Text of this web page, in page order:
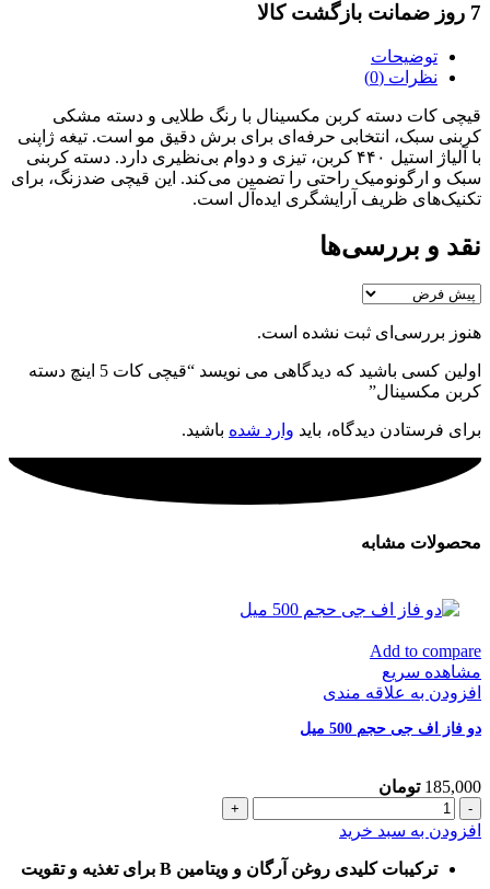
7 روز ضمانت بازگشت کالا
توضیحات
نظرات (0)
قیچی کات دسته کربن مکسینال با رنگ طلایی و دسته مشکی
کربنی سبک، انتخابی حرفه‌ای برای برش دقیق مو است. تیغه ژاپنی
با آلیاژ استیل ۴۴۰ کربن، تیزی و دوام بی‌نظیری دارد. دسته کربنی
سبک و ارگونومیک راحتی را تضمین می‌کند. این قیچی ضدزنگ، برای
تکنیک‌های ظریف آرایشگری ایده‌آل است.
نقد و بررسی‌ها
هنوز بررسی‌ای ثبت نشده است.
اولین کسی باشید که دیدگاهی می نویسد “قیچی کات 5 اینچ دسته
کربن مکسینال”
برای فرستادن دیدگاه، باید وارد شده باشید.
محصولات مشابه
Add to compare
مشاهده سریع
افزودن به علاقه مندی
دو فاز اف جی حجم 500 میل
185,000 تومان
دو
فاز
جی
افزودن به سبد خرید
ترکیبات کلیدی روغن آرگان و ویتامین B برای تغذیه و تقویت